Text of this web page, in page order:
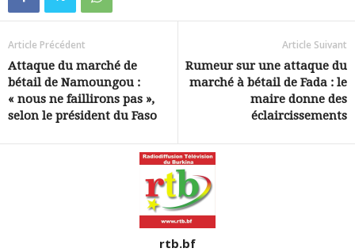
Article Précédent
Attaque du marché de
bétail de Namoungou :
« nous ne faillirons pas »,
selon le président du Faso
Article Suivant
Rumeur sur une attaque du
marché à bétail de Fada : le
maire donne des
éclaircissements
rtb.bf